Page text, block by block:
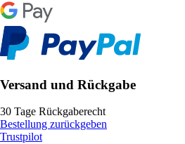
Versand und Rückgabe
30 Tage Rückgaberecht
Bestellung zurückgeben
Trustpilot